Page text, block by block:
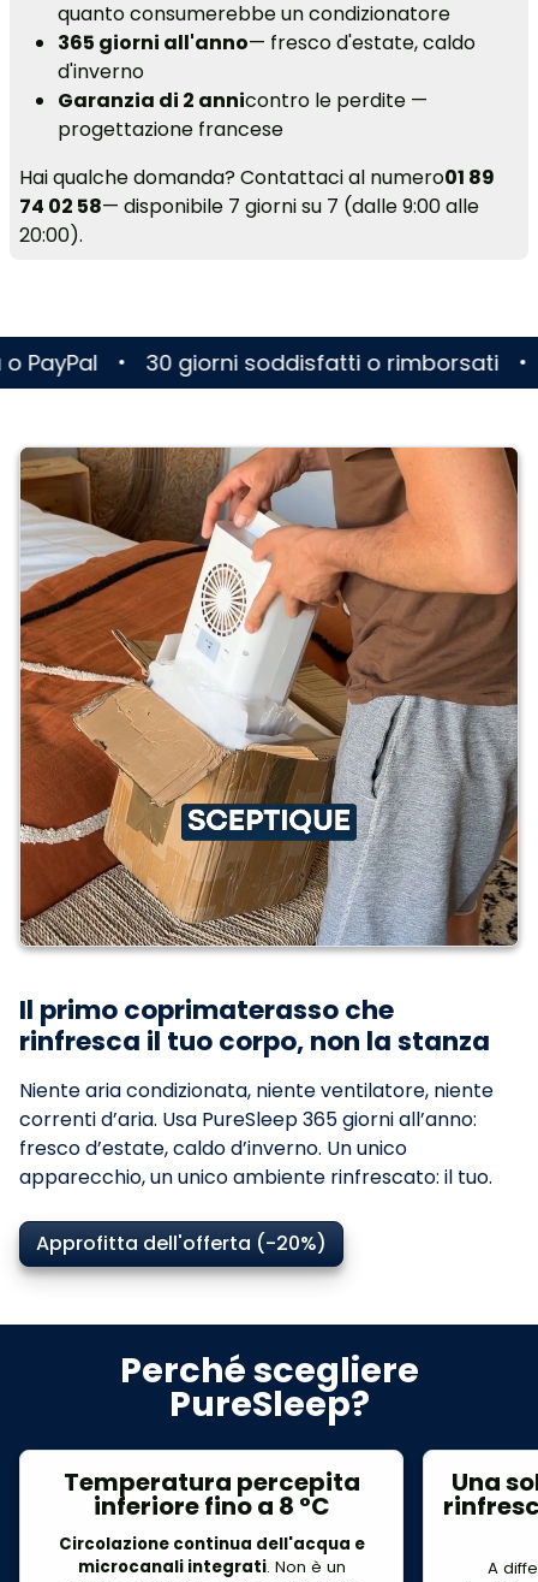
quanto consumerebbe un condizionatore
365 giorni all'anno— fresco d'estate, caldo
d'inverno
Garanzia di 2 annicontro le perdite —
progettazione francese
Hai qualche domanda? Contattaci al numero01 89
74 02 58— disponibile 7 giorni su 7 (dalle 9:00 alle
20:00).
30 giorni soddisfatti o rimborsati Consegna
Il primo coprimaterasso che
rinfresca il tuo corpo, non la stanza
Niente aria condizionata, niente ventilatore, niente
correnti d’aria. Usa PureSleep 365 giorni all’anno:
fresco d’estate, caldo d’inverno. Un unico
apparecchio, un unico ambiente rinfrescato: il tuo.
Approfitta dell'offerta (-20%)
Perché scegliere
PureSleep?
Temperatura percepita
inferiore fino a 8 °C
Circolazione continua dell'acqua e
microcanali integrati. Non è un
Una
A